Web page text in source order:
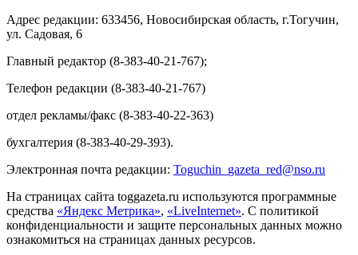
Адрес редакции: 633456, Новосибирская область, г.Тогучин,
ул. Садовая, 6
Главный редактор (8-383-40-21-767);
Телефон редакции (8-383-40-21-767)
отдел рекламы/факс (8-383-40-22-363)
бухгалтерия (8-383-40-29-393).
Электронная почта редакции: Toguchin gazeta red@nso.ru
На страницах сайта toggazeta.ru используются программные
средства «Яндекс Метрика», «LiveInternet». С политикой
конфиденциальности и защите персональных данных можно
ознакомиться на страницах данных ресурсов.